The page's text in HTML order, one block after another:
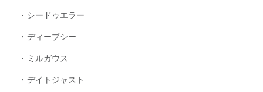
シードゥエラー
ディープシー
ミルガウス
デイトジャスト